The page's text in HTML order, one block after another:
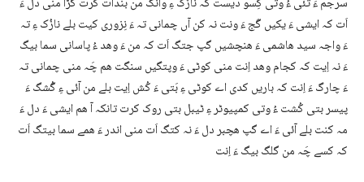
اَت کہ ایشی ءَ یکیں گَج ءَ ونت نہ کن آں چمانی تہ ءَ نِزوری کیت بلے نازُک ءِ تہ
ءَ واجہ سید ھاشمی ءَ ھنچشیں گپ جتگ اَت کہ من ءَ وھد ءُ پاسانی سما بیگ
ءَ نہ اِیت کہ کجام وھد اِنت منی کوٹی ءَ وپتگیں سنگت ھم چَہ منی چمانی تہ
ءَ چارگ ءَ اِنت کہ باریں کدی اے کوٹی ءِ بَتی ءَ کُش اِیت بلے من آئی ءِ گُشگ ءَ
پیسر بتی کُشت ءُ وتی کمپیوٹر ءِ ٹیبل بتی روک کرت تانکہ آ ھم ایشی ءَ دل ءَ
مہ کنت بلے آئی ءَ اے گپ ھچبر دل ءَ نہ کتگ اَت منی اندر ءَ ھمے سما بیتگ اَت
کہ کسے چَہ من گلگ بیگ ءَ اِنت